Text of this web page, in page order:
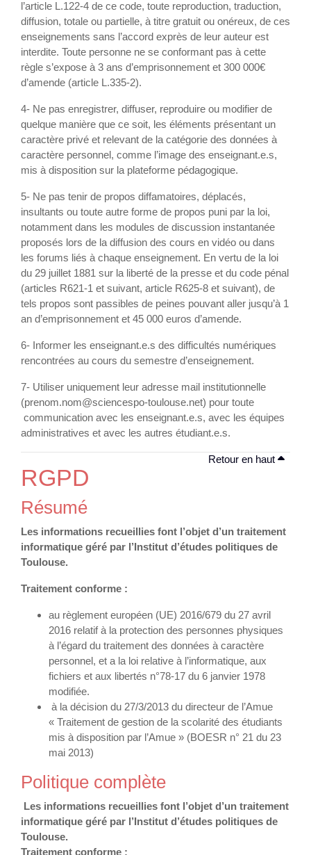
l’article L.122-4 de ce code, toute reproduction, traduction,
diffusion, totale ou partielle, à titre gratuit ou onéreux, de ces
enseignements sans l’accord exprès de leur auteur est
interdite. Toute personne ne se conformant pas à cette
règle s’expose à 3 ans d’emprisonnement et 300 000€
d’amende (article L.335-2).
4- Ne pas enregistrer, diffuser, reproduire ou modifier de
quelque manière que ce soit, les éléments présentant un
caractère privé et relevant de la catégorie des données à
caractère personnel, comme l’image des enseignant.e.s,
mis à disposition sur la plateforme pédagogique.
5- Ne pas tenir de propos diffamatoires, déplacés,
insultants ou toute autre forme de propos puni par la loi,
notamment dans les modules de discussion instantanée
proposés lors de la diffusion des cours en vidéo ou dans
les forums liés à chaque enseignement. En vertu de la loi
du 29 juillet 1881 sur la liberté de la presse et du code pénal
(articles R621-1 et suivant, article R625-8 et suivant), de
tels propos sont passibles de peines pouvant aller jusqu’à 1
an d’emprisonnement et 45 000 euros d’amende.
6- Informer les enseignant.e.s des difficultés numériques
rencontrées au cours du semestre d’enseignement.
7- Utiliser uniquement leur adresse mail institutionnelle
(prenom.nom@sciencespo-toulouse.net) pour toute
communication avec les enseignant.e.s, avec les équipes
administratives et avec les autres étudiant.e.s.
Retour en haut
RGPD
Résumé
Les informations recueillies font l’objet d’un traitement
informatique géré par l’Institut d’études politiques de
Toulouse.
Traitement conforme :
au règlement européen (UE) 2016/679 du 27 avril
2016 relatif à la protection des personnes physiques
à l’égard du traitement des données à caractère
personnel, et a la loi relative à l’informatique, aux
fichiers et aux libertés n°78-17 du 6 janvier 1978
modifiée.
à la décision du 27/3/2013 du directeur de l’Amue
« Traitement de gestion de la scolarité des étudiants
mis à disposition par l’Amue » (BOESR n° 21 du 23
mai 2013)
Politique complète
Les informations recueillies font l’objet d’un traitement
informatique géré par l’Institut d’études politiques de
Toulouse.
Traitement conforme :